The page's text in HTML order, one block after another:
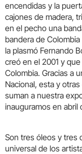
encendidas y la
cajones de madera,
en el pecho una
bandera de
la plasmó Fernando
creó en el 2001 y
Colombia. Gracias a
Nacional, esta y
suman a nuestra
inauguramos en abril
Son tres óleos y tres
universal de los